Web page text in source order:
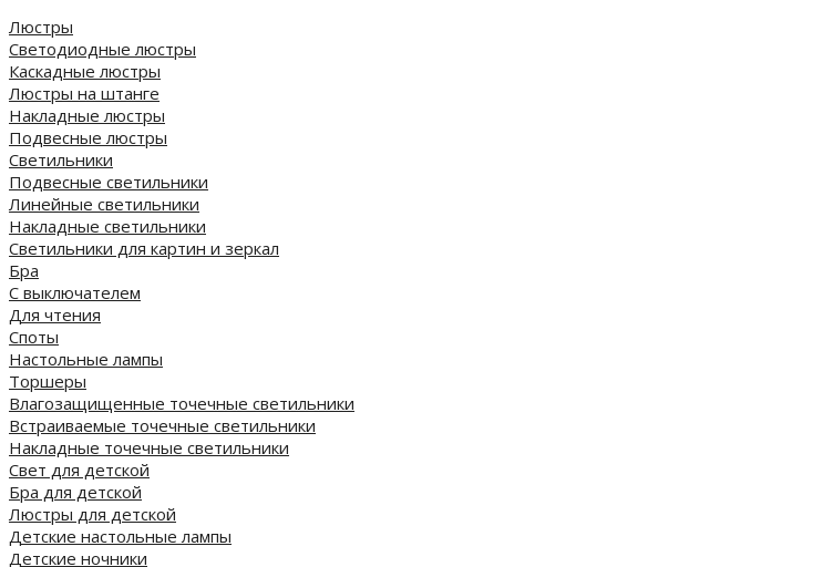
Люстры
Светодиодные люстры
Каскадные люстры
Люстры на штанге
Накладные люстры
Подвесные люстры
Светильники
Подвесные светильники
Линейные светильники
Накладные светильники
Светильники для картин и зеркал
Бра
С выключателем
Для чтения
Споты
Настольные лампы
Торшеры
Влагозащищенные точечные светильники
Встраиваемые точечные светильники
Накладные точечные светильники
Свет для детской
Бра для детской
Люстры для детской
Детские настольные лампы
Детские ночники